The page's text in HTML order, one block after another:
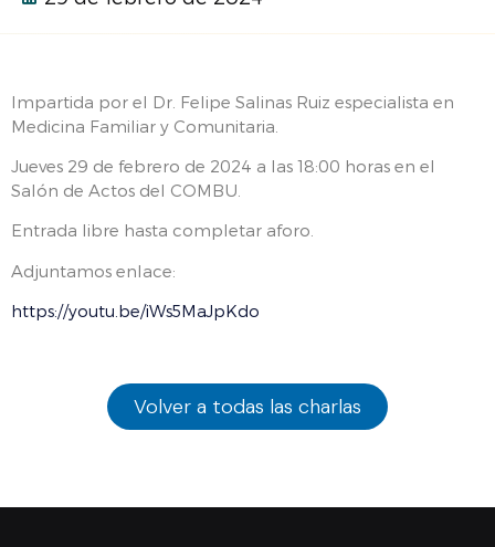
Impartida por el Dr. Felipe Salinas Ruiz especialista en
Medicina Familiar y Comunitaria.
Jueves 29 de febrero de 2024 a las 18:00 horas en el
Salón de Actos del COMBU.
Entrada libre hasta completar aforo.
Adjuntamos enlace:
https://youtu.be/iWs5MaJpKdo
Volver a todas las charlas